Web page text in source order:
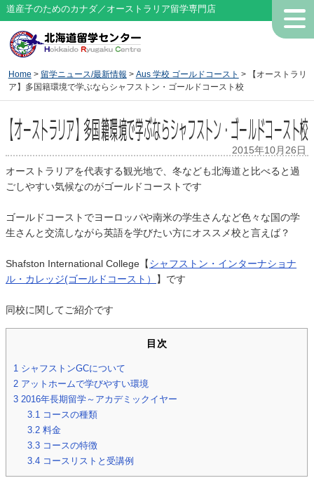
道産子のためのカナダ／オーストラリア留学専門店
Home > 留学ニュース/最新情報 > Aus 学校 ゴールドコースト > 【オーストラリ
ア】多国籍環境で学ぶならシャフストン・ゴールドコースト校
【オーストラリア】多国籍環境で学ぶならシャフストン・ゴールドコースト校
2015年10月26日
オーストラリアを代表する観光地で、冬なども北海道と比べると過
ごしやすい気候なのがゴールドコーストです
ゴールドコーストでヨーロッパや南米の学生さんなど色々な国の学
生さんと交流しながら英語を学びたい方にオススメ校と言えば？
Shafston International College【シャフストン・インターナショナ
ル・カレッジ(ゴールドコースト）
】です
同校に関してご紹介です
目次
1 シャフストンGCについて
2 アットホームで学びやすい環境
3 2016年長期留学～アカデミックイヤー
3.1 コースの種類
3.2 料金
3.3 コースの特徴
3.4 コースリストと受講例